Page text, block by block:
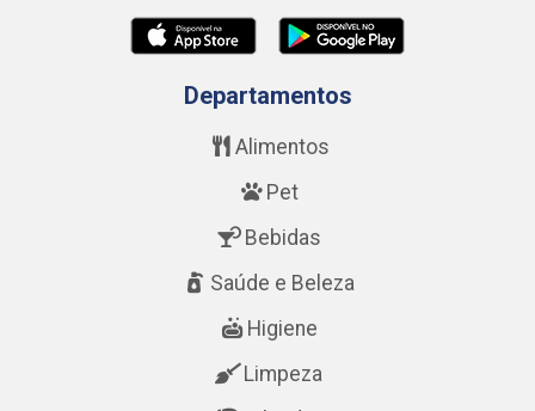
Departamentos
Alimentos
Pet
Bebidas
Saúde e Beleza
Higiene
Limpeza